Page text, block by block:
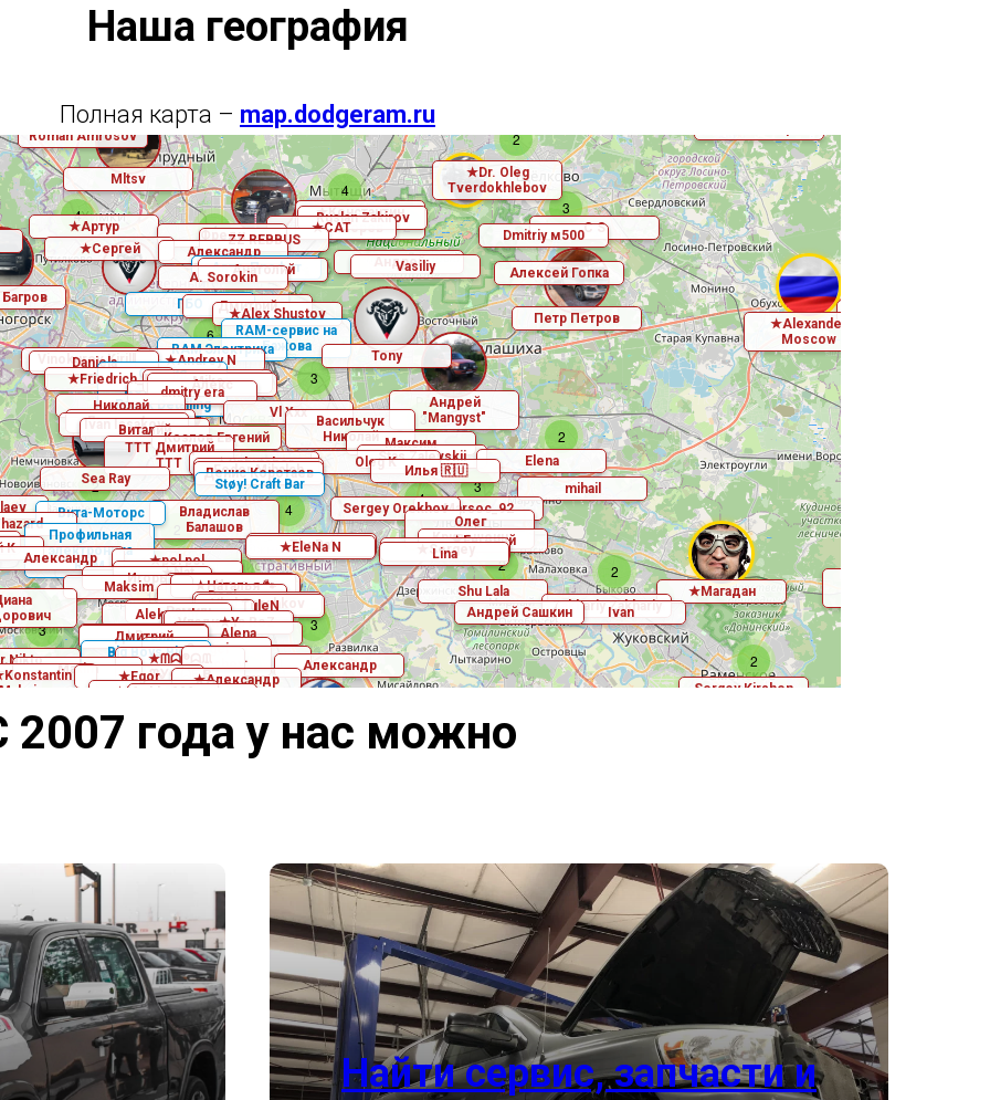
Наша география
Полная карта – map.dodgeram.ru
2007 года у нас можно
Найти сервис, запчасти и